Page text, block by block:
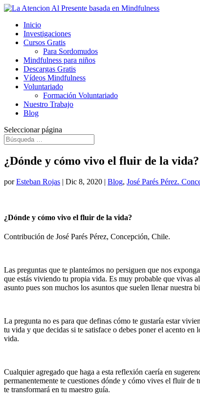
Inicio
Investigaciones
Cursos Gratis
Para Sordomudos
Mindfulness para niños
Descargas Gratis
Vídeos Mindfulness
Voluntariado
Formación Voluntariado
Nuestro Trabajo
Blog
Seleccionar página
¿Dónde y cómo vivo el fluir de la vida?
porEsteban Rojas | Dic 8, 2020 | Blog, José Parés Pérez.
¿Dónde y cómo vivo el fluir de la vida?
Contribución de José Parés Pérez, Concepción, Chile.
Las preguntas que te planteámos no persiguen que nos
que estás viviendo tu propia vida. Es muy probable que vivas
asunto pues son muchos los asuntos que suelen llenar nuestra
La pregunta no es para que definas cómo te gustaría estar
tu vida y que decidas si te satisface o debes poner el acento
vida.
Cualquier agregado que haga a esta reflexión caería en
permanentemente te cuestiones dónde y cómo vives el fluir
te transformará en tu maestro guía.